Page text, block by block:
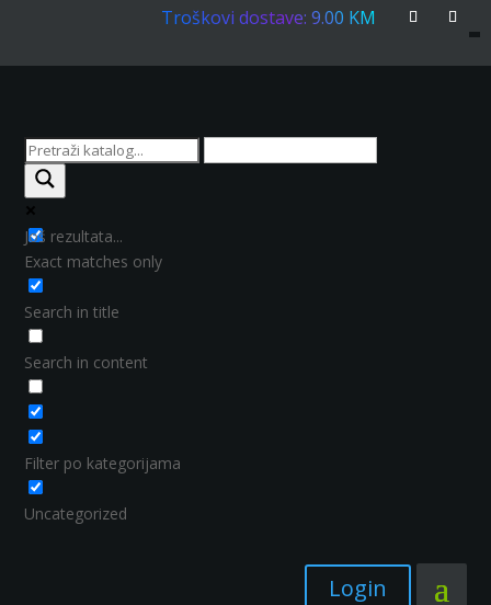
Troškovi dostave: 9.00 KM
Još rezultata...
Exact matches only
Search in title
Search in content
Filter po kategorijama
Uncategorized
Login